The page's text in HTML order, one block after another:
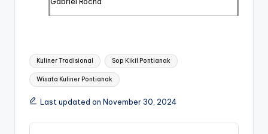
Tags:
Kuliner Tradisional Sop Kikil Pontianak
Wisata Kuliner Pontianak
Last updated on November 30, 2024